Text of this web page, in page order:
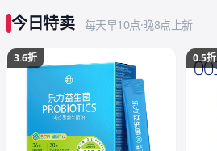
今日特卖 每天早10点·晚8点上新
3.6折 0.5折